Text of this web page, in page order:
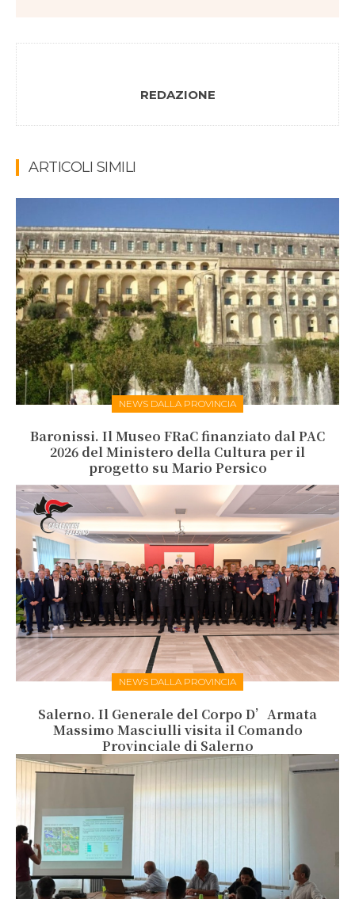
REDAZIONE
ARTICOLI SIMILI
NEWS DALLA PROVINCIA
Baronissi. Il Museo FRaC finanziato dal PAC
2026 del Ministero della Cultura per il
progetto su Mario Persico
NEWS DALLA PROVINCIA
Salerno. Il Generale del Corpo D’Armata
Massimo Masciulli visita il Comando
Provinciale di Salerno